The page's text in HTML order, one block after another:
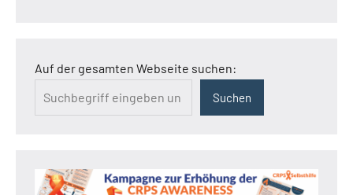
Auf der gesamten Webseite suchen:
Suchen